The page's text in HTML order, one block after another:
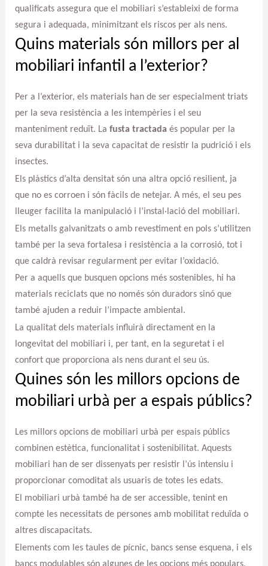
qualificats assegura que el mobiliari s’estableixi de forma
segura i adequada, minimitzant els riscos per als nens.
Quins materials són millors per al
mobiliari infantil a l’exterior?
Per a l’exterior, els materials han de ser especialment triats
per la seva resistència a les intempèries i el seu
manteniment reduït. La fusta tractada és popular per la
seva durabilitat i la seva capacitat de resistir la pudrició i els
insectes.
Els plàstics d’alta densitat són una altra opció resilient, ja
que no es corroen i són fàcils de netejar. A més, el seu pes
lleuger facilita la manipulació i l’instal·lació del mobiliari.
Els metalls galvanitzats o amb revestiment en pols s’utilitzen
també per la seva fortalesa i resistència a la corrosió, tot i
que caldrà revisar regularment per evitar l’oxidació.
Per a aquells que busquen opcions més sostenibles, hi ha
materials reciclats que no només són duradors sinó que
també ajuden a reduir l’impacte ambiental.
La qualitat dels materials influirà directament en la
longevitat del mobiliari i, per tant, en la seguretat i el
confort que proporciona als nens durant el seu ús.
Quines són les millors opcions de
mobiliari urbà per a espais públics?
Les millors opcions de mobiliari urbà per espais públics
combinen estètica, funcionalitat i sostenibilitat. Aquests
mobiliari han de ser dissenyats per resistir l’ús intensiu i
proporcionar comoditat als usuaris de totes les edats.
El mobiliari urbà també ha de ser accessible, tenint en
compte les necessitats de persones amb mobilitat reduïda o
altres discapacitats.
Elements com les taules de pícnic, bancs sense esquena, i els
bancs modulables són algunes de les opcions més populars,